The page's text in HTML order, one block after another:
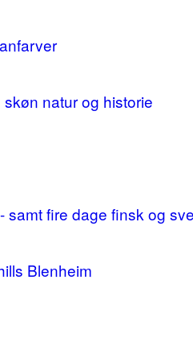
natur og historie
fire dage finsk og
Blenheim